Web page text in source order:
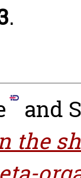
.
and
the